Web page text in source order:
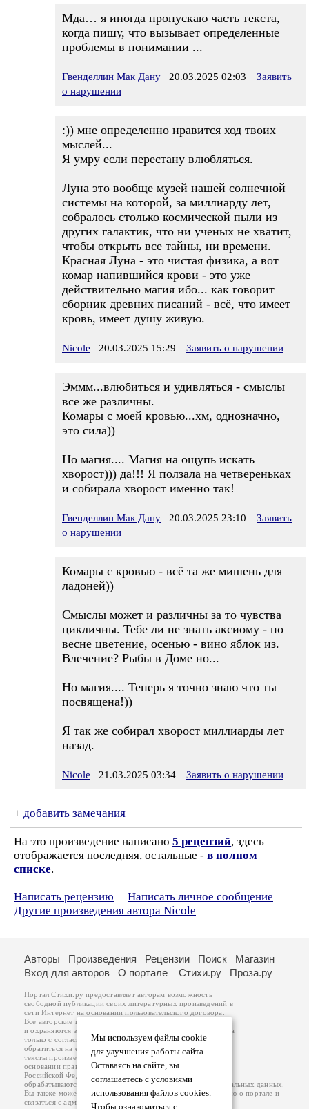
Мда… я иногда пропускаю часть текста,
когда пишу, что вызывает определенные
проблемы в понимании ...
Гвенделлин Мак Дану 20.03.2025 02:03
Заявить
о нарушении
:)) мне определенно нравится ход твоих
мыслей...
Я умру если перестану влюбляться.
Луна это вообще музей нашей солнечной
системы на которой, за миллиарду лет,
собралось столько космической пыли из
других галактик, что ни ученых не хватит,
чтобы открыть все тайны, ни времени.
Красная Луна - это чистая физика, а вот
комар напившийся крови - это уже
действительно магия ибо... как говорит
сборник древних писаний - всё, что имеет
кровь, имеет душу живую.
Nicole 20.03.2025 15:29 Заявить о нарушении
Эммм...влюбиться и удивляться - смыслы
все же различны.
Комары с моей кровью...хм, однозначно,
это сила))
Но магия.... Магия на ощупь искать
хворост))) да!!! Я ползала на четвереньках
и собирала хворост именно так!
Гвенделлин Мак Дану 20.03.2025 23:10
Заявить
о нарушении
Комары с кровью - всё та же мишень для
ладоней))
Смыслы может и различны за то чувства
цикличны. Тебе ли не знать аксиому - по
весне цветение, осенью - вино яблок из.
Влечение? Рыбы в Доме но...
Но магия.... Теперь я точно знаю что ты
посвящена!))
Я так же собирал хворост миллиарды лет
назад.
Nicole 21.03.2025 03:34 Заявить о нарушении
+ добавить замечания
На это произведение написано 5 рецензий, здесь
отображается последняя, остальные - в полном
списке.
Написать рецензию
Написать личное сообщение
Другие произведения автора Nicole
Мы используем файлы cookie
для улучшения работы сайта.
Оставаясь на сайте, вы
соглашаетесь с условиями
использования файлов cookies.
Чтобы ознакомиться с
Авторы Произведения Рецензии Поиск
Магазин
Вход для авторов
О портале Стихи.ру Проза.ру
Портал Стихи.ру предоставляет авторам возможность
свободной публикации своих литературных произведений в
сети Интернет на основаниипользовательского договора
Все авторские права на произведения принадлежат авторам
и охраняются законом
. Перепечатка произведений возможна
только с согласия его автора, к которому вы можете
обратиться на его авторской странице. Ответственность за
тексты произведений авторы несут самостоятельно на
основанииправил публикацииизаконодательства
Российской Федерации
обрабатываются на основанииПолитики обработки персональных данных
Вы также можете посмотреть более подробнуюинформацию о портале и
связаться с администрацией